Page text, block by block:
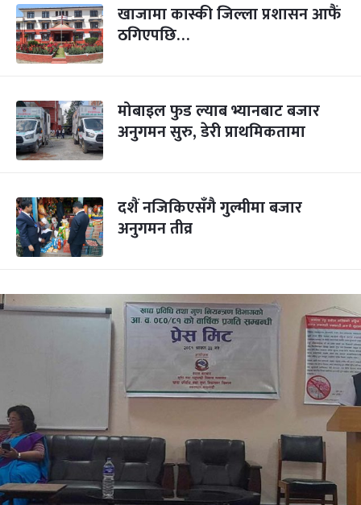
खाजामा कास्की जिल्ला प्रशासन आफैं
ठगिएपछि…
मोबाइल फुड ल्याब भ्यानबाट बजार
अनुगमन सुरु, डेरी प्राथमिकतामा
दशैं नजिकिएसँगै गुल्मीमा बजार
अनुगमन तीव्र